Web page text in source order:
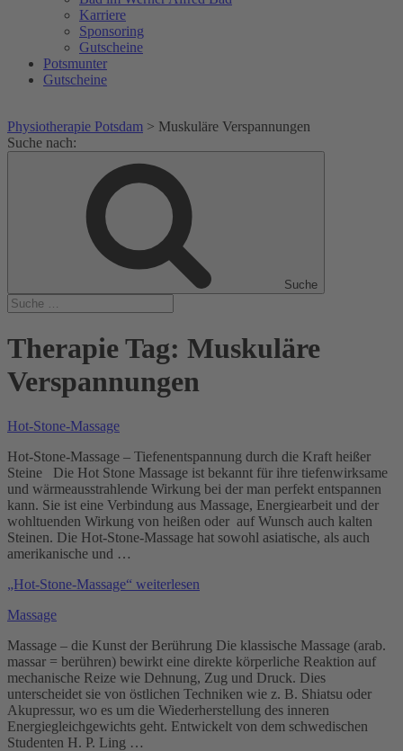
Karriere
Sponsoring
Gutscheine
Potsmunter
Gutscheine
Physiotherapie Potsdam > Muskuläre Verspannungen
Suche nach:
Suche
Therapie Tag: Muskuläre
Verspannungen
Hot-Stone-Massage
Hot-Stone-Massage – Tiefenentspannung durch die Kraft heißer
Steine Die Hot Stone Massage ist bekannt für ihre tiefenwirksame
und wärmeausstrahlende Wirkung bei der man perfekt entspannen
kann. Sie ist eine Verbindung aus Massage, Energiearbeit und der
wohltuenden Wirkung von heißen oder auf Wunsch auch kalten
Steinen. Die Hot-Stone-Massage hat sowohl asiatische, als auch
amerikanische und …
„Hot-Stone-Massage“ weiterlesen
Massage
Massage – die Kunst der Berührung Die klassische Massage (arab.
massar = berühren) bewirkt eine direkte körperliche Reaktion auf
mechanische Reize wie Dehnung, Zug und Druck. Dies
unterscheidet sie von östlichen Techniken wie z. B. Shiatsu oder
Akupressur, wo es um die Wiederherstellung des inneren
Energiegleichgewichts geht. Entwickelt von dem schwedischen
Studenten H. P. Ling …